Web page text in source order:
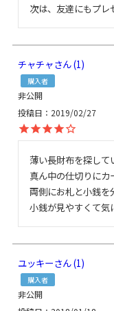
次は、友達にもプレ
チャチャ 1
購入者
非公開
投稿日
2019/02/27
薄い長財布を探して
真ん中の仕切りにカ
両側にお札と小銭を
小銭が見やすくて気
ユッキー 1
購入者
非公開